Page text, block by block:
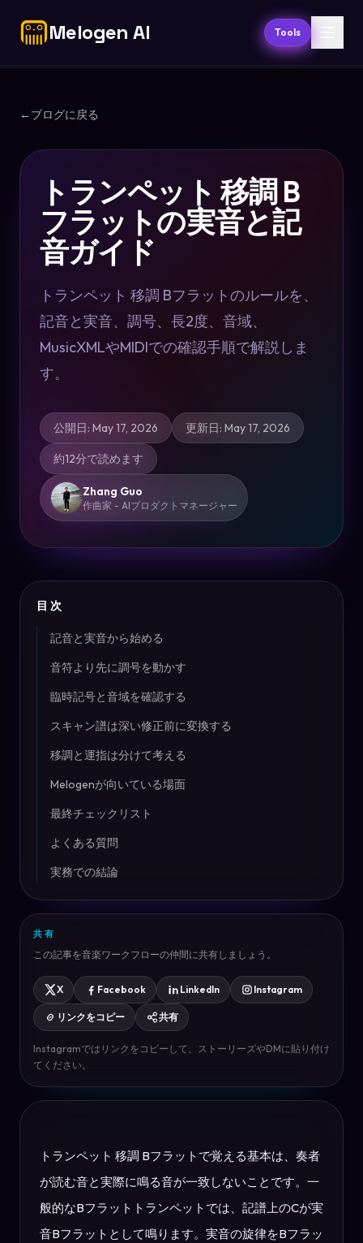
Melogen AI Tools
←ブログに戻る
トランペット 移調 B
フラットの実音と記
音ガイド
トランペット 移調 Bフラットのルールを、
記音と実音、調号、長2度、音域、
MusicXMLやMIDIでの確認手順で解説しま
す。
公開日: May 17, 2026 更新日: May 17, 2026
約12分で読めます
Zhang Guo
作曲家 - AIプロダクトマネージャー
目次
記音と実音から始める
音符より先に調号を動かす
臨時記号と音域を確認する
スキャン譜は深い修正前に変換する
移調と運指は分けて考える
Melogenが向いている場面
最終チェックリスト
よくある質問
実務での結論
共有
この記事を音楽ワークフローの仲間に共有しましょう。
X Facebook LinkedIn Instagram
リンクをコピー 共有
Instagramではリンクをコピーして、ストーリーズやDMに貼り付け
てください。
トランペット 移調 Bフラットで覚える基本は、奏者
が読む音と実際に鳴る音が一致しないことです。一
般的なBフラットトランペットでは、記譜上のCが実
音Bフラットとして鳴ります。実音の旋律をBフラッ